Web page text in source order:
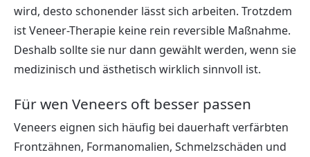
wird, desto schonender lässt sich arbeiten. Trotzdem
ist Veneer-Therapie keine rein reversible Maßnahme.
Deshalb sollte sie nur dann gewählt werden, wenn sie
medizinisch und ästhetisch wirklich sinnvoll ist.
Für wen Veneers oft besser passen
Veneers eignen sich häufig bei dauerhaft verfärbten
Frontzähnen, Formanomalien, Schmelzschäden und